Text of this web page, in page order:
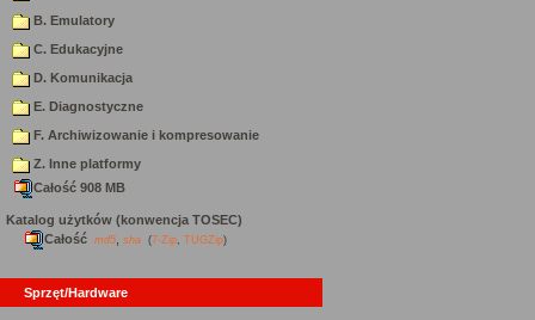
B. Emulatory
C. Edukacyjne
D. Komunikacja
E. Diagnostyczne
F. Archiwizowanie i kompresowanie
Z. Inne platformy
Całość 908 MB
Katalog użytków (konwencja TOSEC)
Całość md5 sha (7-Zip TUGZip)
Sprzęt/Hardware